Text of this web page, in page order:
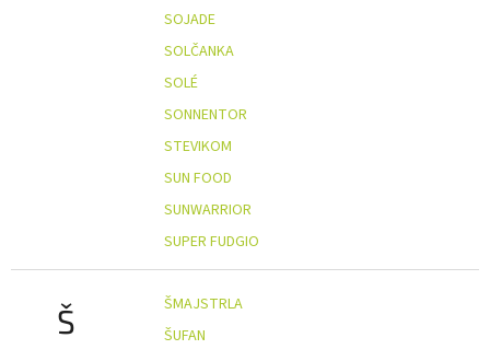
SOJADE
SOLČANKA
SOLÉ
SONNENTOR
STEVIKOM
SUN FOOD
SUNWARRIOR
SUPER FUDGIO
Š
ŠMAJSTRLA
ŠUFAN